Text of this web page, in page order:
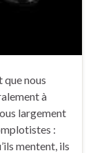
que nous
à
largement
:
mentent, ils